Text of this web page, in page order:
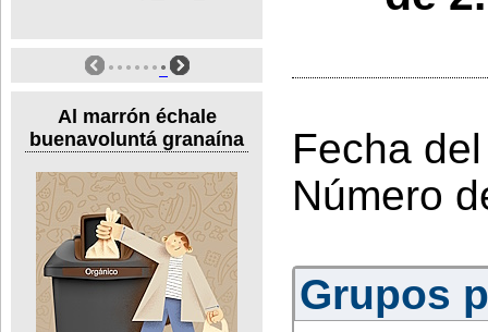
Al marrón échale
buenavoluntá granaína
Fecha
Número
Grupos